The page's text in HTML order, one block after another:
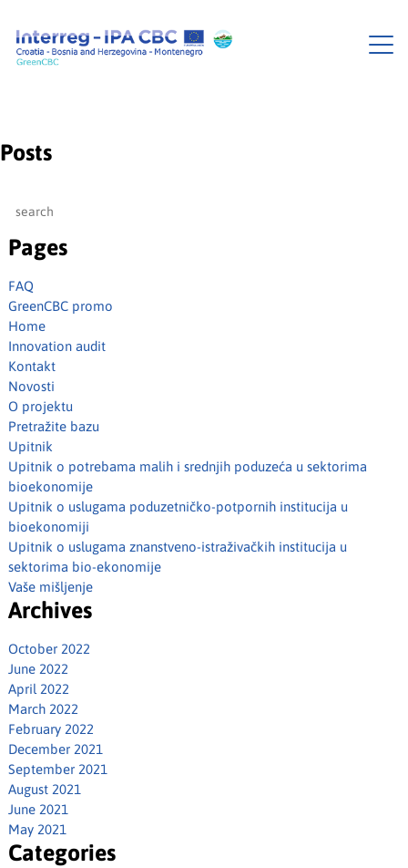
Posts
Pages
FAQ
GreenCBC promo
Home
Innovation audit
Kontakt
Novosti
O projektu
Pretražite bazu
Upitnik
Upitnik o potrebama malih i srednjih poduzeća u sektorima
bioekonomije
Upitnik o uslugama poduzetničko-potpornih institucija u
bioekonomiji
Upitnik o uslugama znanstveno-istraživačkih institucija u
sektorima bio-ekonomije
Vaše mišljenje
Archives
October 2022
June 2022
April 2022
March 2022
February 2022
December 2021
September 2021
August 2021
June 2021
May 2021
Categories